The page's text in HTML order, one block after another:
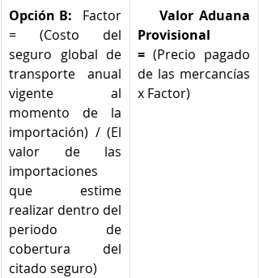
Opción B:
Factor
= (Costo del
seguro global de
transporte anual
vigente al
momento de la
importación) / (El
valor de las
importaciones
que estime
realizar dentro del
periodo de
cobertura del
citado seguro)
Valor Aduana
Provisional
= (Precio pagado
de las mercancías
x Factor)